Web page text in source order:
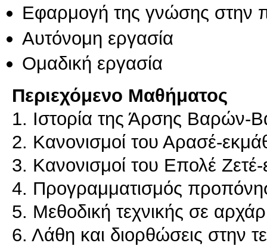
Εφαρμογή της γνώσης στην
Αυτόνομη εργασία
Ομαδική εργασία
Περιεχόμενο Μαθήματος
1. Ιστορία της Άρσης Βαρών-
2. Κανονισμοί του Αρασέ-
3. Κανονισμοί του Επολέ
4. Προγραμματισμός
5. Μεθοδική τεχνικής σε
6. Λάθη και διορθώσεις στην